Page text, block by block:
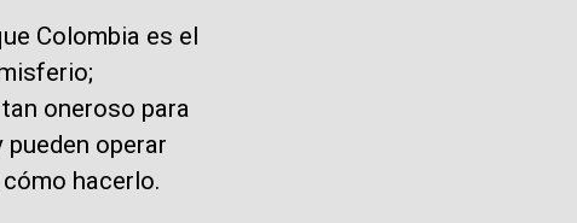
Colombia es el
oneroso para
operar
hacerlo.